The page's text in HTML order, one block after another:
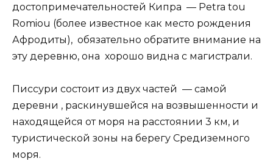
достопримечательностей Кипра — Petra tou
Romiou (более известное как место рождения
Афродиты), обязательно обратите внимание на
эту деревню, она хорошо видна с магистрали.
Писсури состоит из двух частей — самой
деревни , раскинувшейся на возвышенности и
находящейся от моря на расстоянии 3 км, и
туристической зоны на берегу Средиземного
моря.